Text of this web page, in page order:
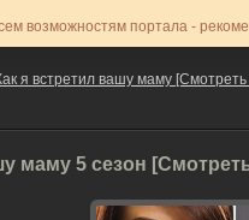
возможностям портала -
я встретил вашу маму
маму 5 сезон